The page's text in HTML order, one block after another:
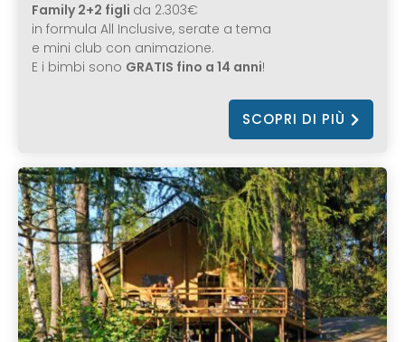
Family 2+2 figli da 2.303€
in formula All Inclusive, serate a tema
e mini club con animazione.
E i bimbi sono GRATIS fino a 14 anni!
SCOPRI DI PIÙ